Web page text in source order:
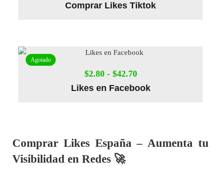
Comprar Likes Tiktok
Agotado
$2.80 - $42.70
Likes en Facebook
Comprar Likes España – Aumenta tu
Visibilidad en Redes 🚀